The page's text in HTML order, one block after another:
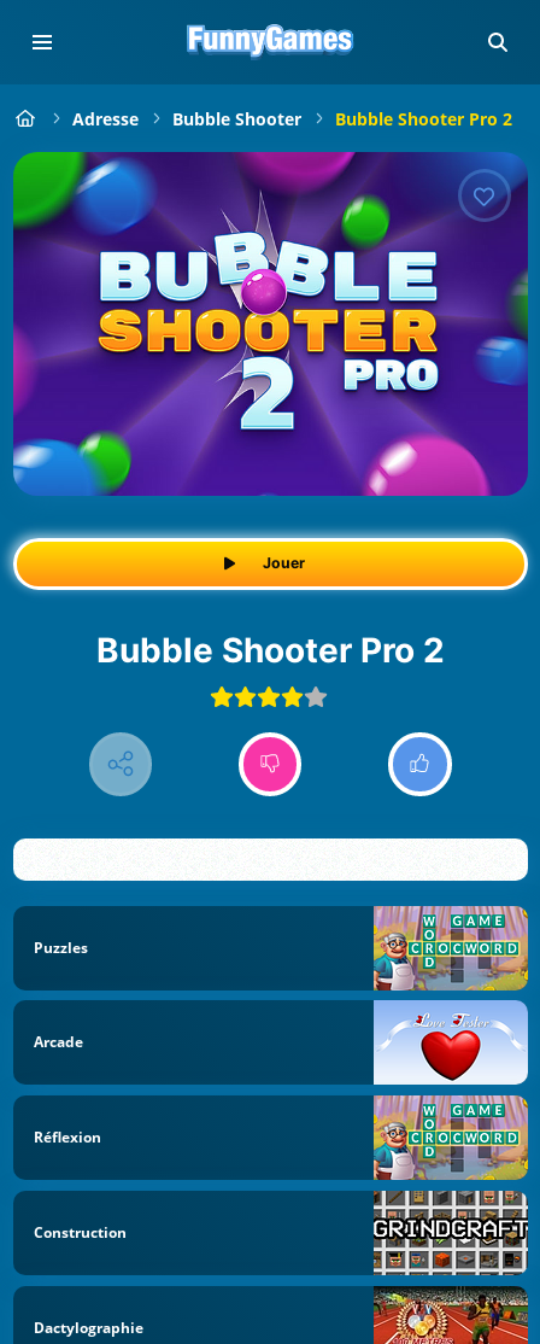
Adresse Bubble Shooter Bubble Shooter Pro 2
Jouer
Bubble Shooter Pro 2
Puzzles
Arcade
Réflexion
Construction
Dactylographie